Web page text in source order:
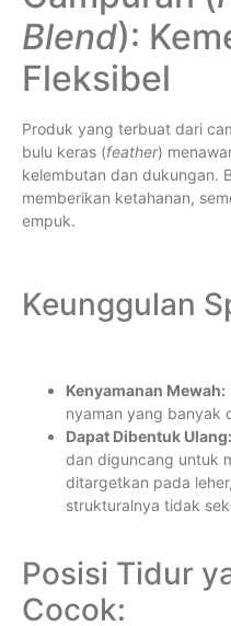
Blend):
Fleksibel
Produk yang terbuat dari
bulu keras (feather)
kelembutan dan dukungan.
memberikan ketahanan,
empuk.
Keunggulan
Kenyamanan Mewah:
nyaman yang banyak
Dapat Dibentuk Ulang:
dan diguncang untuk
ditargetkan pada
strukturalnya tidak
Posisi Tidur
Cocok: